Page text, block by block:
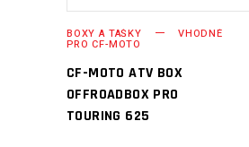
BOXY A TAŠKY VHODNÉ
PRO CF-MOTO
CF-MOTO ATV BOX
OFFROADBOX PRO
TOURING 625